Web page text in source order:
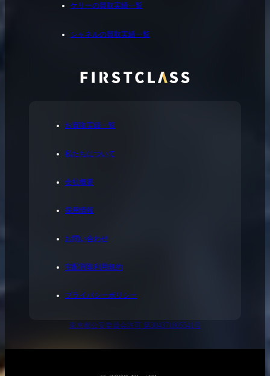
お買取実績一覧
私たちについて
会社概要
採用情報
お問い合わせ
宅配買取利用規約
プライバシーポリシー
東京都公安委員会許可 第304371805541号
ケリーの買取実績一覧
シャネルの買取実績一覧